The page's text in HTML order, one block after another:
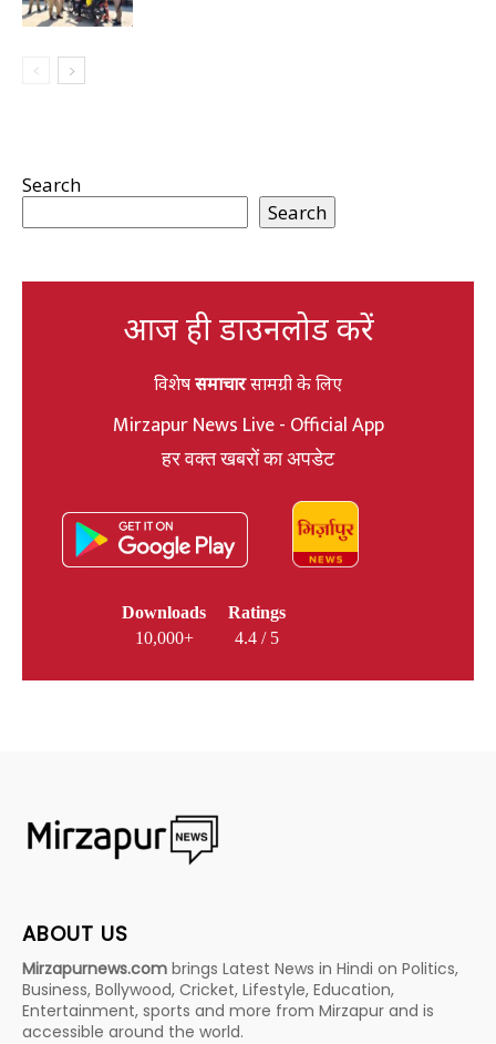
Search
Search
आज ही डाउनलोड करें
विशेषसमाचारसामग्री के लिए
Mirzapur News Live - Official App
हर वक्त खबरों का अपडेट
Downloads
10,000+
Ratings
4.4 / 5
ABOUT US
Mirzapurnews.com brings Latest News in Hindi on Politics,
Business, Bollywood, Cricket, Lifestyle, Education,
Entertainment, sports and more from Mirzapur and is
accessible around the world.